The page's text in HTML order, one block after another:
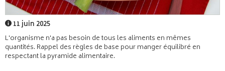
11 juin 2025
L'organisme n'a pas besoin de tous les aliments en mêmes
quantités. Rappel des règles de base pour manger équilibré en
respectant la pyramide alimentaire.